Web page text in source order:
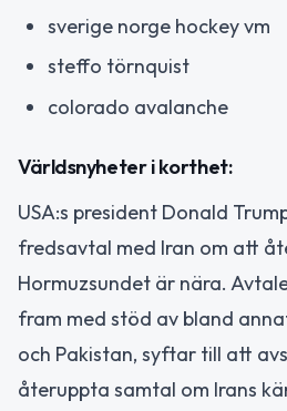
sverige norge hockey vm
steffo törnquist
colorado avalanche
Världsnyheter i korthet:
USA:s president Donald
fredsavtal med Iran om att
Hormuzsundet är nära.
fram med stöd av bland
och Pakistan, syftar till att
återuppta samtal om Irans